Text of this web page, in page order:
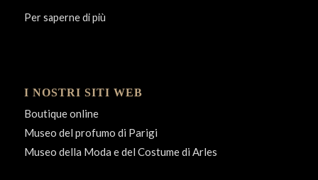
Per saperne di più
I NOSTRI SITI WEB
Boutique online
Museo del profumo di Parigi
Museo della Moda e del Costume di Arles